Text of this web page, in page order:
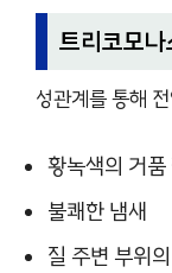
트리코모나
성관계를 통해
황녹색의 거
불쾌한 냄새
질 주변 부위